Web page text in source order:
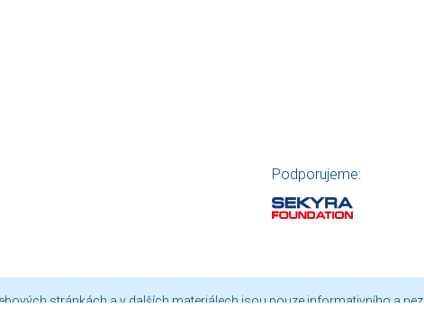
Podporujeme:
stránkách a v dalších materiálech jsou pouze informativního a